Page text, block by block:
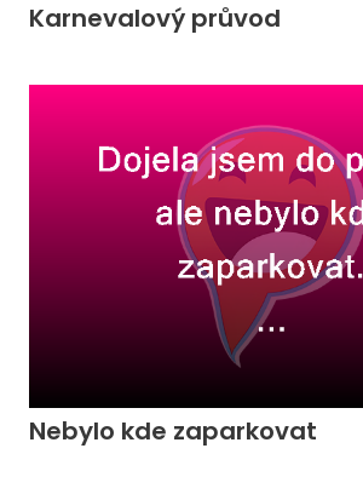
Karnevalový průvod
Nebylo kde zaparkovat